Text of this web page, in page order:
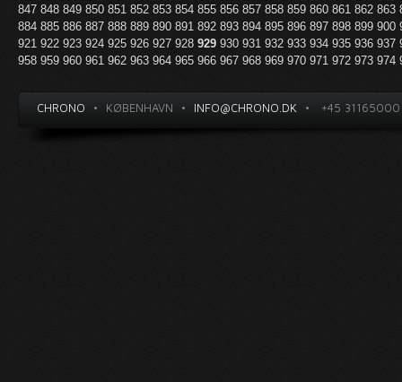
847 848 849 850 851 852 853 854 855 856 857 858 859 860 861 862 863
884 885 886 887 888 889 890 891 892 893 894 895 896 897 898 899 900
921 922 923 924 925 926 927 928 929 930 931 932 933 934 935 936 937
958 959 960 961 962 963 964 965 966 967 968 969 970 971 972 973 974
CHRONO • KØBENHAVN • INFO@CHRONO.DK • +45 31165000